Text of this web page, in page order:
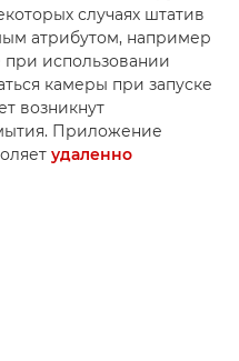
случаях штатив
атрибутом, например
использовании
камеры при запуске
возникнут
Приложение
удаленно